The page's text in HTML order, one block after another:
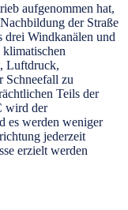
aufgenommen hat,
der Straße
drei Windkanälen und
klimatischen
Luftdruck,
Schneefall zu
Teils der
wird der
es werden weniger
jederzeit
erzielt werden